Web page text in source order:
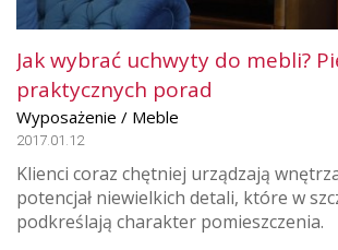
Jak wybrać uchwyty do mebli?
praktycznych porad
Wyposażenie / Meble
2017.01.12
Klienci coraz chętniej urządzają
potencjał niewielkich detali, które w
podkreślają charakter pomieszczenia.